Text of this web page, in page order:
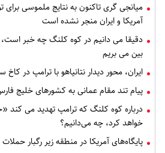
میانجی گری تاکنون به نتایج ملموسی
آمریکا و ایران منجر نشده است
دقیقا می دانیم در کوه کلنگ چه خبر است،
بین می بریم
ایران، محور دیدار نتانیاهو با ترامپ در کاخ
پیام تند مقام عمانی به کشورهای خلیج
درباره کوه کلنگ که ترامپ تهدید می کند
خواهد کرد، چه می‌دانیم؟
پایگاه‌های آمریکا در منطقه زیر رگبار